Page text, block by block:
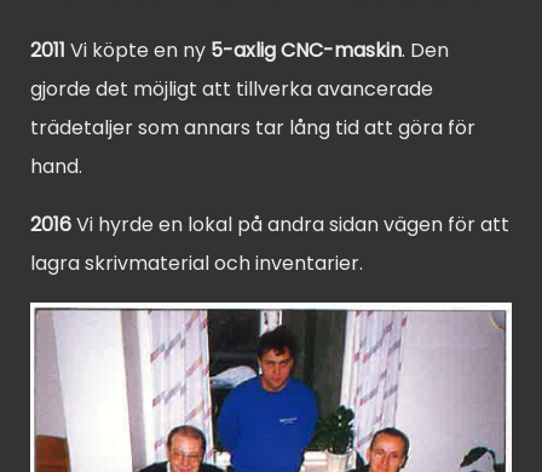
2011 Vi köpte en ny 5-axlig CNC-maskin. Den
gjorde det möjligt att tillverka avancerade
trädetaljer som annars tar lång tid att göra för
hand.
2016Vi hyrde en lokal på andra sidan vägen för att
lagra skrivmaterial och inventarier.